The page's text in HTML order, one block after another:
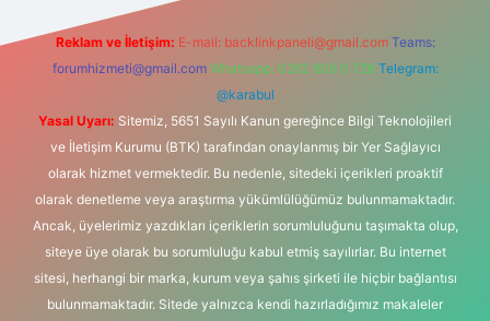
Reklam ve İletişim: E-mail: backlinkpaneli@gmail.com Teams:
forumhizmeti@gmail.com Whatsapp: 0262 606 0 726 Telegram:
@karabul
Yasal Uyarı: Sitemiz, 5651 Sayılı Kanun gereğince Bilgi Teknolojileri
ve İletişim Kurumu (BTK) tarafından onaylanmış bir Yer Sağlayıcı
olarak hizmet vermektedir. Bu nedenle, sitedeki içerikleri proaktif
olarak denetleme veya araştırma yükümlülüğümüz bulunmamaktadır.
Ancak, üyelerimiz yazdıkları içeriklerin sorumluluğunu taşımakta olup,
siteye üye olarak bu sorumluluğu kabul etmiş sayılırlar. Bu internet
sitesi, herhangi bir marka, kurum veya şahıs şirketi ile hiçbir bağlantısı
bulunmamaktadır. Sitede yalnızca kendi hazırladığımız makaleler